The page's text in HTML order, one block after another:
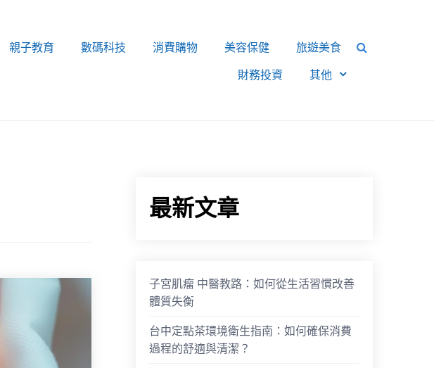
親子教育 數碼科技 消費購物 美容保健 旅遊美食
財務投資 其他
最新文章
子宮肌瘤 中醫教路：如何從生活習慣改善
體質失衡
台中定點茶環境衛生指南：如何確保消費
過程的舒適與清潔？